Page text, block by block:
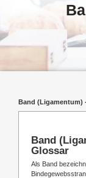
Band (Ligamentum)
Band
Glossar
Als Band